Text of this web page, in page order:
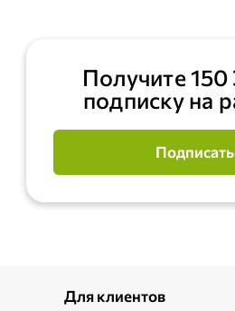
Получите 150
подписку на
Для клиентов